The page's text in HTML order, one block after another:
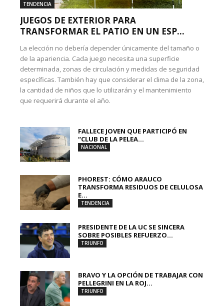
TENDENCIA
JUEGOS DE EXTERIOR PARA
TRANSFORMAR EL PATIO EN UN ESP...
La elección no debería depender únicamente del tamaño o
de la apariencia. Cada juego necesita una superficie
determinada, zonas de circulación y medidas de seguridad
específicas. También hay que considerar el clima de la zona,
la cantidad de niños que lo utilizarán y el mantenimiento
que requerirá durante el año.
FALLECE JOVEN QUE PARTICIPÓ EN
“CLUB DE LA PELEA...
NACIONAL
PHOREST: CÓMO ARAUCO
TRANSFORMA RESIDUOS DE CELULOSA
E...
TENDENCIA
PRESIDENTE DE LA UC SE SINCERA
SOBRE POSIBLES REFUERZO...
TRIUNFO
BRAVO Y LA OPCIÓN DE TRABAJAR CON
PELLEGRINI EN LA ROJ...
TRIUNFO